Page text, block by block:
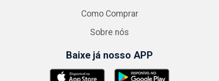
Como Comprar
Sobre nós
Baixe já nosso APP